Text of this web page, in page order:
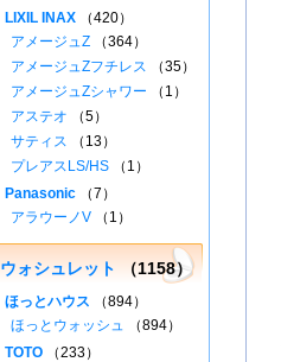
LIXIL INAX （420）
アメージュZ （364）
アメージュZフチレス （35）
アメージュZシャワー （1）
アステオ （5）
サティス （13）
プレアスLS/HS （1）
Panasonic （7）
アラウーノV （1）
ウォシュレット （1158）
ほっとハウス （894）
ほっとウォッシュ （894）
TOTO （233）